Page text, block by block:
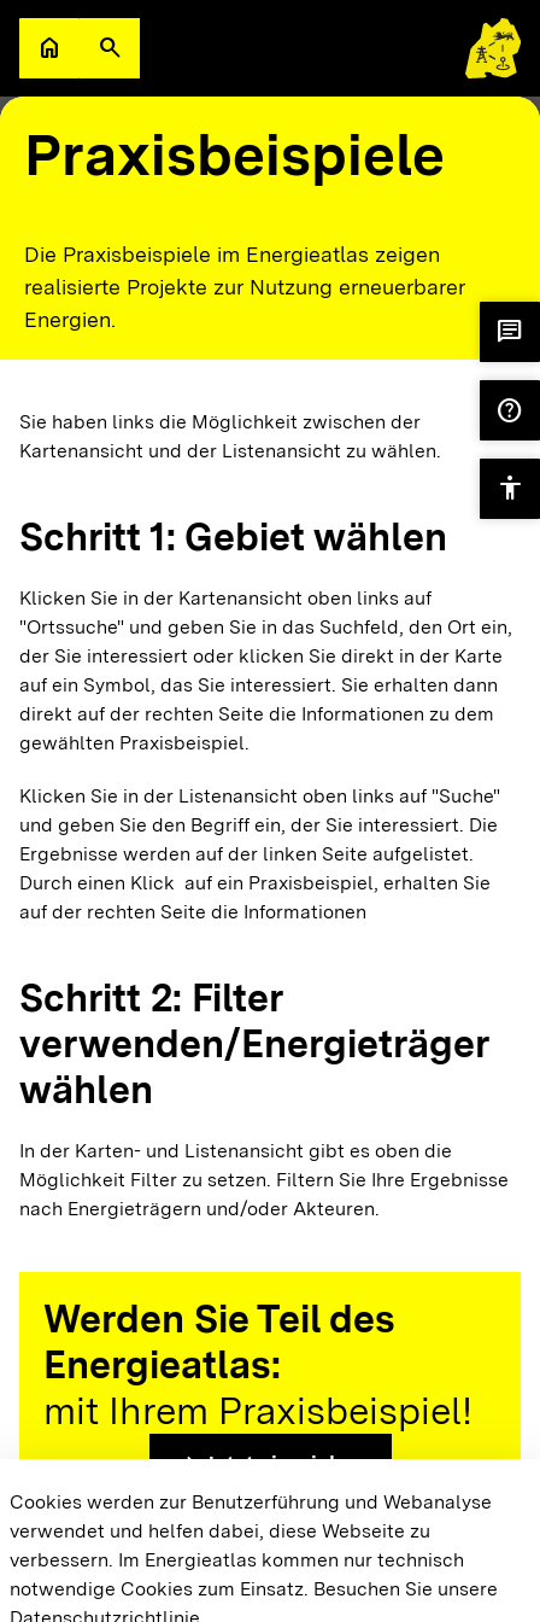
Zum Hauptinhalt springen
homeZur Startseite
searchSuche öffnen
Praxisbeispiele
Die Praxisbeispiele im Energieatlas zeigen
realisierte Projekte zur Nutzung erneuerbarer
Energien.
Sie haben links die Möglichkeit zwischen der
Kartenansicht und der Listenansicht zu wählen.
Schritt 1: Gebiet wählen
Klicken Sie in der Kartenansicht oben links auf
"Ortssuche" und geben Sie in das Suchfeld, den Ort ein,
der Sie interessiert oder klicken Sie direkt in der Karte
auf ein Symbol, das Sie interessiert. Sie erhalten dann
direkt auf der rechten Seite die Informationen zu dem
gewählten Praxisbeispiel.
Klicken Sie in der Listenansicht oben links auf "Suche"
und geben Sie den Begriff ein, der Sie interessiert. Die
Ergebnisse werden auf der linken Seite aufgelistet.
Durch einen Klick auf ein Praxisbeispiel, erhalten Sie
auf der rechten Seite die Informationen
Schritt 2: Filter
verwenden/Energieträger
wählen
In der Karten- und Listenansicht gibt es oben die
Möglichkeit Filter zu setzen. Filtern Sie Ihre Ergebnisse
nach Energieträgern und/oder Akteuren.
Werden Sie Teil des
Energieatlas:
mit Ihrem Praxisbeispiel!
arrow_forwardJetzt einreichen
{{#displayPraxisbeispielMap}} {{{body}}}
{{/displayPraxisbeispielMap}}
chat
help
accessibility
Cookies werden zur Benutzerführung und Webanalyse
verwendet und helfen dabei, diese Webseite zu
verbessern. Im Energieatlas kommen nur technisch
notwendige Cookies zum Einsatz. Besuchen Sie unsere